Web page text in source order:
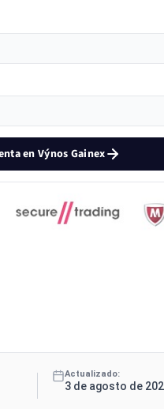
en Výnos Gainex
Actualizado:
3 de agosto de